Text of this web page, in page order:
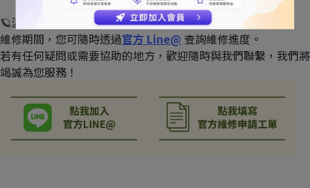
🪐溫馨提示：
維修期間，您可隨時透過官方 Line@ 查詢維修進度。
若有任何疑問或需要協助的地方，歡迎隨時與我們聯繫，我們將
竭誠為您服務！